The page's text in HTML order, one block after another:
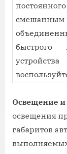
смешанным
быстрого
Освещение и
освещения
габаритов